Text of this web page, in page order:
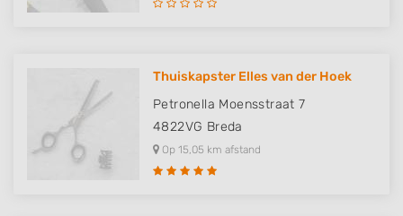
Thuiskapster Elles van der Hoek
Petronella Moensstraat 7
4822VG Breda
Op 15,05 km afstand